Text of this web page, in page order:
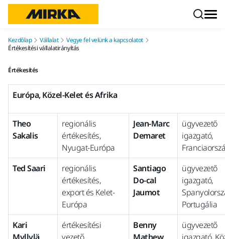
Kezdőlap Vállalat
Vegye fel velünk a kapcsolatot
Értékesítési vállalatirányítás
Értékesítés
Európa, Közel-Kelet és Afrika
Theo
Sakalis
regionális
értékesítés,
Nyugat-Európa
Jean-Marc
Demaret
ügyvezető
igazgató,
Ted Saari
regionális
értékesítés,
export és Kelet-
Európa
Santiago
Do-cal
Jaumot
ügyvezető
igazgató,
Portugália
Kari
értékesítési
Benny
ügyvezető